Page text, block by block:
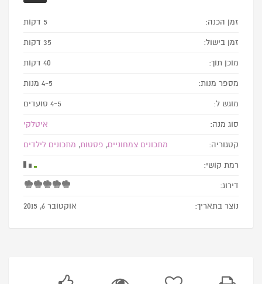
זמן הכנה: 5 דקות
זמן בישול: 35 דקות
מוכן תוך: 40 דקות
מספר מנות: 4-5 מנות
מוגש ל: 4-5 סועדים
סוג מנה: איטלקי
קטגוריה: מתכונים צמחוניים, פסטות, מתכונים לילדים
רמת קושי:
דירוג:
נוצר בתאריך: אוקטובר 6, 2015